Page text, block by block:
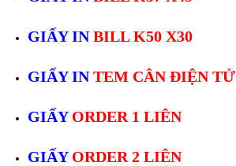
GIẤY INBILL K50 X30
GIẤY INTEM CÂN ĐIỆN TỬ
GIẤY ORDER 1 LIÊN
GIẤY ORDER 2 LIÊN